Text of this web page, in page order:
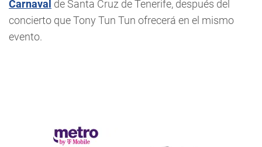
Carnaval de Santa Cruz de Tenerife, después del
concierto que Tony Tun Tun ofrecerá en el mismo
evento.